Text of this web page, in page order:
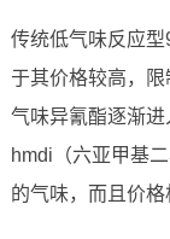
传统低气味反应
于其价格较高，
气味异氰酯逐渐
hmdi（六亚甲基
的气味，而且价格